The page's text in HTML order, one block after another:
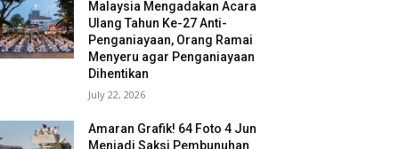
Malaysia Mengadakan Acara
Ulang Tahun Ke-27 Anti-
Penganiayaan, Orang Ramai
Menyeru agar Penganiayaan
Dihentikan
July 22, 2026
Amaran Grafik! 64 Foto 4 Jun
Menjadi Saksi Pembunuhan